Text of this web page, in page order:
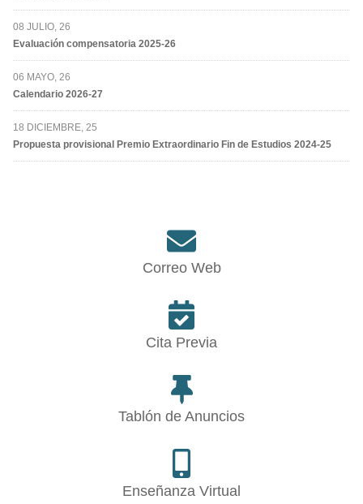
08 JULIO, 26
Evaluación compensatoria 2025-26
06 MAYO, 26
Calendario 2026-27
18 DICIEMBRE, 25
Propuesta provisional Premio Extraordinario Fin de Estudios 2024-25
Correo Web
Cita Previa
Tablón de Anuncios
Enseñanza Virtual